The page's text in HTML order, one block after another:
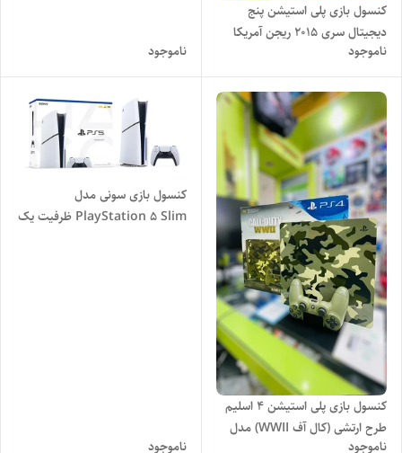
کنسول بازی پلی استیشن پنج
دیجیتال سری 2015 ریجن آمریکا
ناموجود
ناموجود
کنسول بازی پلی استیشن 4 اسلیم
طرح ارتشی (کال آف WWII) مدل
ناموجود
کنسول بازی سونی مدل
PlayStation 5 Slim ظرفیت یک
ناموجود